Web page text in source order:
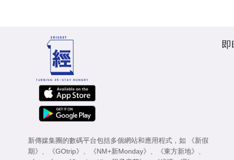
新傳媒集團的數碼平台包括多個網站和應用程式，如
《新假
期》 、 《GOtrip》 、 《NM+新Monday》 、 《東方新地》 、
即